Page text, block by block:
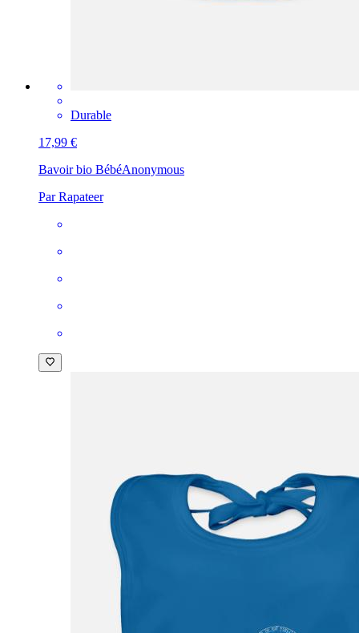
Durable
17,99 €
Bavoir bio BébéAnonymous
Par Rapateer